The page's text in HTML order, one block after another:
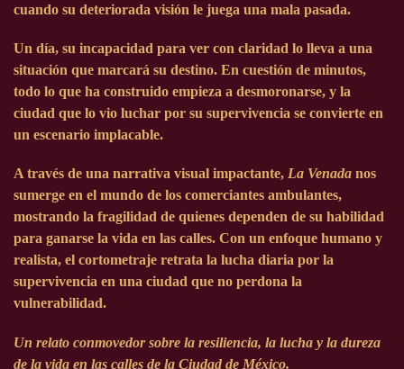
cuando su deteriorada visión le juega una mala pasada.
Un día, su incapacidad para ver con claridad lo lleva a una
situación que marcará su destino. En cuestión de minutos,
todo lo que ha construido empieza a desmoronarse, y la
ciudad que lo vio luchar por su supervivencia se convierte en
un escenario implacable.
A través de una narrativa visual impactante, La Venada nos
sumerge en el mundo de los comerciantes ambulantes,
mostrando la fragilidad de quienes dependen de su habilidad
para ganarse la vida en las calles. Con un enfoque humano y
realista, el cortometraje retrata la lucha diaria por la
supervivencia en una ciudad que no perdona la
vulnerabilidad.
Un relato conmovedor sobre la resiliencia, la lucha y la dureza
de la vida en las calles de la Ciudad de México.